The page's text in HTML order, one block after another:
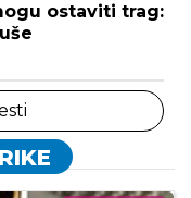
ostaviti trag: